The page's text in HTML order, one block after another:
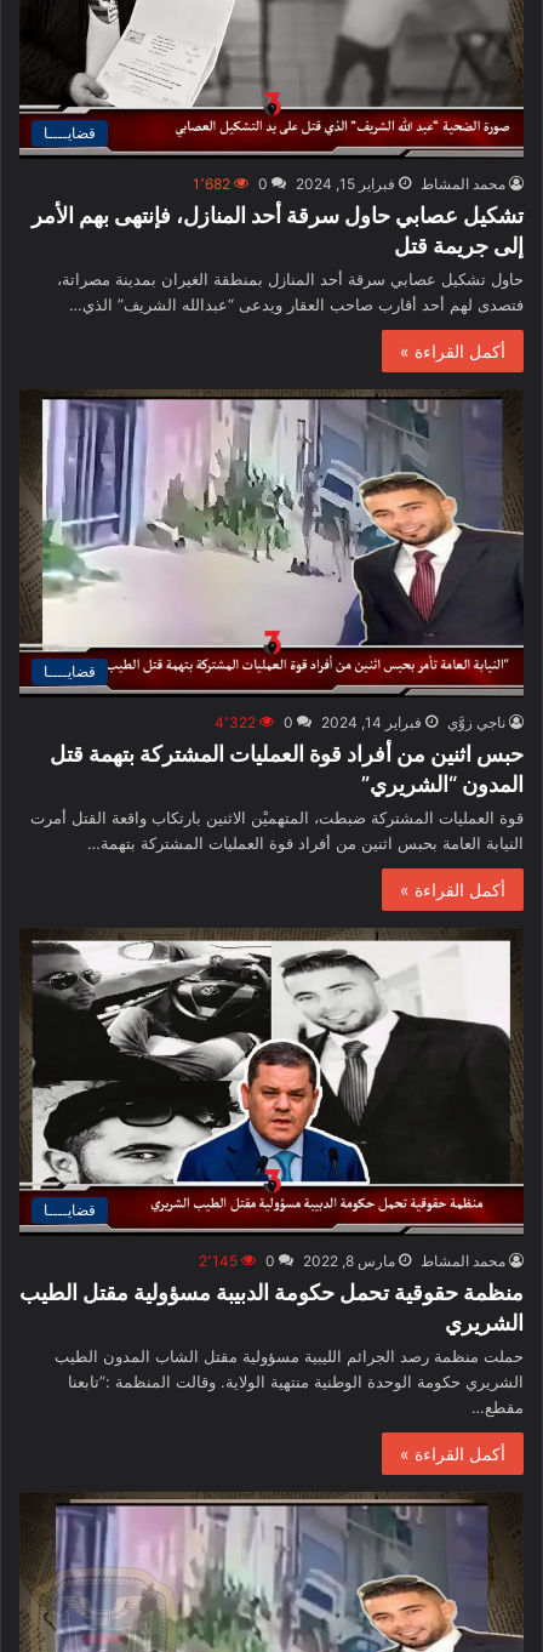
قضايــــا
محمد المشاط فبراير 15, 2024 0 1٬682
تشكيل عصابي حاول سرقة أحد المنازل، فإنتهى بهم الأمر
إلى جريمة قتل
حاول تشكيل عصابي سرقة أحد المنازل بمنطقة الغيران بمدينة مصراتة،
فتصدى لهم أحد أقارب صاحب العقار ويدعى “عبدالله الشريف” الذي…
أكمل القراءة »
قضايــــا
ناجي زوَّي فبراير 14, 2024 0 4٬322
حبس اثنين من أفراد قوة العمليات المشتركة بتهمة قتل
المدون “الشريري”
قوة العمليات المشتركة ضبطت، المتهميْن الاثنين بارتكاب واقعة القتل أمرت
النيابة العامة بحبس اثنين من أفراد قوة العمليات المشتركة بتهمة…
أكمل القراءة »
قضايــــا
محمد المشاط مارس 8, 2022 0 2٬145
منظمة حقوقية تحمل حكومة الدبيبة مسؤولية مقتل الطيب
الشريري
حملت منظمة رصد الجرائم الليبية مسؤولية مقتل الشاب المدون الطيب
الشريري حكومة الوحدة الوطنية منتهية الولاية. وقالت المنظمة :”تابعنا
مقطع…
أكمل القراءة »